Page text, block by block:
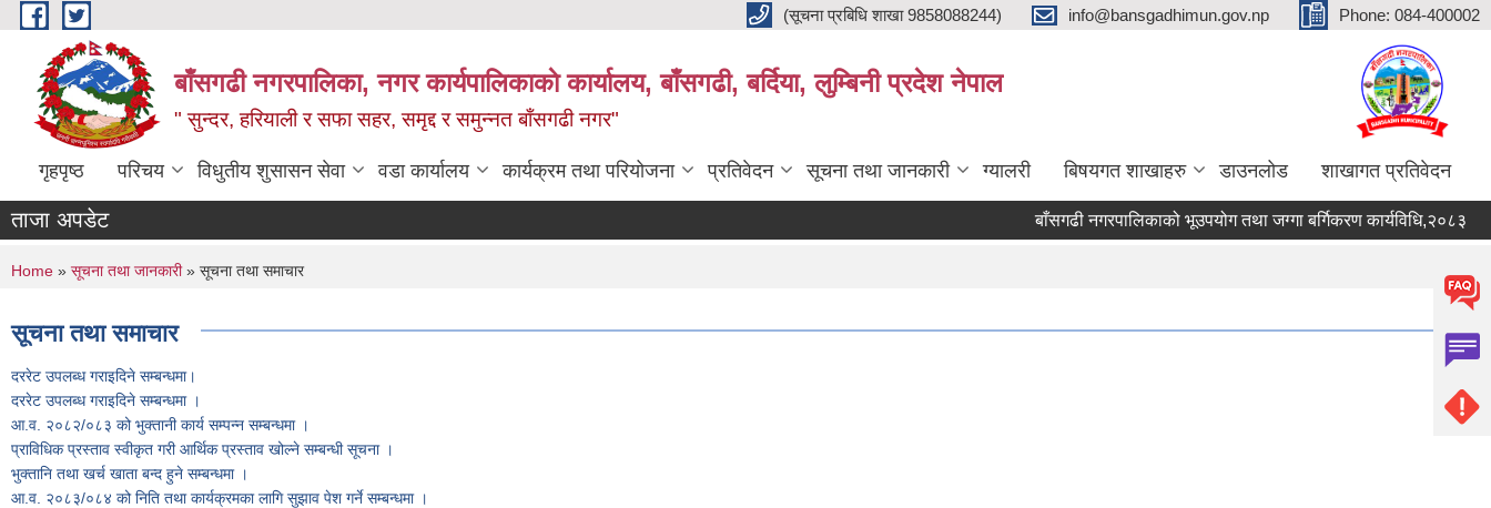
Skip to main content (सूचना प्रबिधि शाखा 9858088244) info@bansgadhimun.gov.np Phone: 084-400002
बाँसगढी नगरपालिका, नगर कार्यपालिकाकाे कार्यालय, बाँसगढी, बर्दिया, लुम्बिनी प्रदेश नेपाल
" सुन्दर, हरियाली र सफा सहर, समृद्द र समुन्नत बाँसगढी नगर"
गृहपृष्ठ परिचय विधुतीय शुसासन सेवा वडा कार्यालय कार्यक्रम तथा परियोजना प्रतिवेदन सूचना तथा जानकारी ग्यालरी बिषयगत शाखाहरु डाउनलोड शाखागत प्रतिवेदन
ताजा अपडेट बाँसगढी नगरपालिकाको भूउपयोग तथा जग्गा बर्गिकरण कार्यविधि,२०८३
You are here
Home » सूचना तथा जानकारी» सूचना तथा समाचार
सूचना तथा समाचार
दररेट उपलब्ध गराइदिने सम्बन्धमा।
दररेट उपलब्ध गराइदिने सम्बन्धमा ।
आ.व. २०८२/०८३ को भुक्तानी कार्य सम्पन्न सम्बन्धमा ।
प्राविधिक प्रस्ताव स्वीकृत गरी आर्थिक प्रस्ताव खोल्ने सम्बन्धी सूचना ।
भुक्तानि तथा खर्च खाता बन्द हुने सम्बन्धमा ।
आ.व. २०८३/०८४ को निति तथा कार्यक्रमका लागि सुझाव पेश गर्ने सम्बन्धमा ।